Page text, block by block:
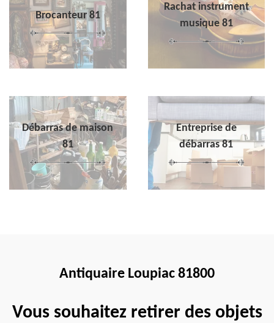
Brocanteur 81
Rachat instrument
musique 81
Débarras de maison
81
Entreprise de
débarras 81
Antiquaire Loupiac 81800
Vous souhaitez retirer des objets